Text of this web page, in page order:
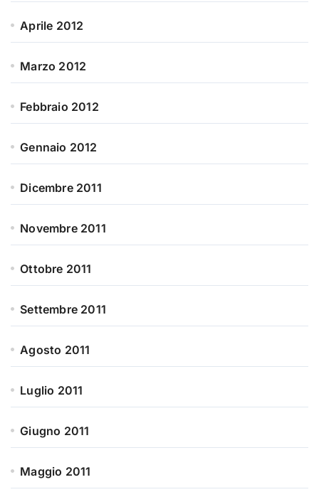
Aprile 2012
Marzo 2012
Febbraio 2012
Gennaio 2012
Dicembre 2011
Novembre 2011
Ottobre 2011
Settembre 2011
Agosto 2011
Luglio 2011
Giugno 2011
Maggio 2011